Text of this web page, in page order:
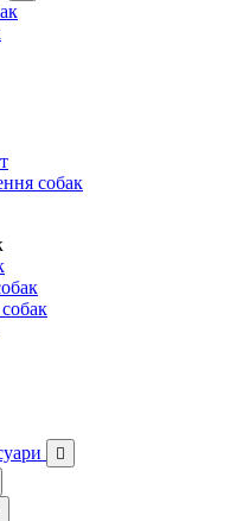
собак
